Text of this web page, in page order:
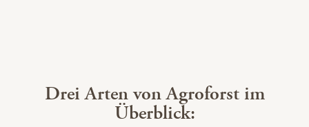
Drei Arten von Agroforst im
Überblick: